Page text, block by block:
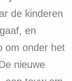
de kinderen
en
om onder het
nieuwe